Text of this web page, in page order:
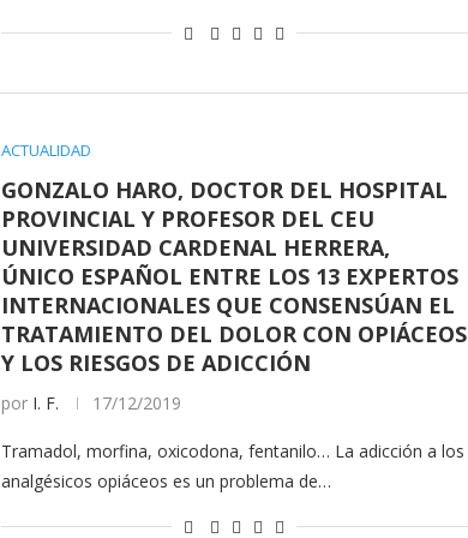
ACTUALIDAD
GONZALO HARO, DOCTOR DEL HOSPITAL
PROVINCIAL Y PROFESOR DEL CEU
UNIVERSIDAD CARDENAL HERRERA,
ÚNICO ESPAÑOL ENTRE LOS 13 EXPERTOS
INTERNACIONALES QUE CONSENSÚAN EL
TRATAMIENTO DEL DOLOR CON OPIÁCEOS
Y LOS RIESGOS DE ADICCIÓN
por I. F. 17/12/2019
Tramadol, morfina, oxicodona, fentanilo… La adicción a los
analgésicos opiáceos es un problema de…